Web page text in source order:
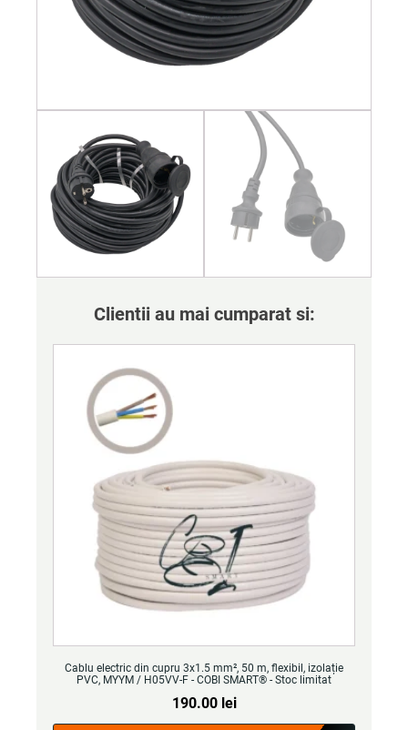
Clientii au mai cumparat si:
Cablu electric din cupru 3x1.5 mm², 50 m, flexibil, izolație
PVC, MYYM / H05VV-F - COBI SMART® - Stoc limitat
190.00 lei